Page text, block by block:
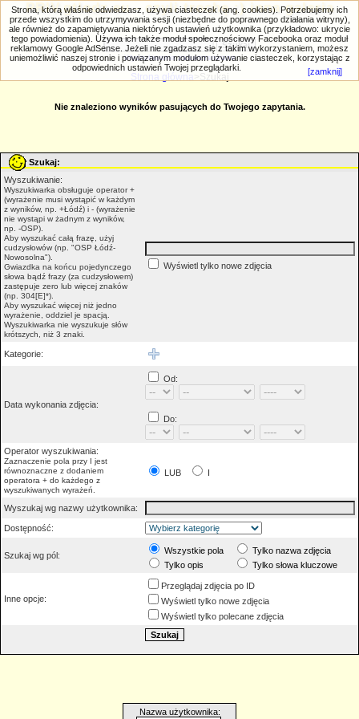
PRIV.gtlodz.eu - czyli trochę ;) inna galeria
Wyszukiwanie zaawansowane
Strona główna >Szukaj
Nie znaleziono wyników pasujących do Twojego zapytania.
Szukaj:
Wyszukiwanie:
Wyszukiwarka obsługuje operator +
(wyrażenie musi wystąpić w każdym
z wyników, np. +Łódź) i - (wyrażenie
nie wystąpi w żadnym z wyników,
np. -OSP).
Aby wyszukać całą frazę, użyj
cudzysłowów (np. "OSP Łódź-
Nowosolna").
Gwiazdka na końcu pojedynczego
słowa bądź frazy (za cudzysłowem)
zastępuje zero lub więcej znaków
(np. 304[E]*).
Aby wyszukać więcej niż jedno
wyrażenie, oddziel je spacją.
Wyszukiwarka nie wyszukuje słów
krótszych, niż 3 znaki.
Wyświetl tylko nowe zdjęcia
Kategorie:
Data wykonania zdjęcia:
Od:
Do:
Operator wyszukiwania:
Zaznaczenie pola przy I jest
równoznaczne z dodaniem
operatora + do każdego z
wyszukiwanych wyrażeń.
LUB I
Wyszukaj wg nazwy użytkownika:
Dostępność:
Szukaj wg pól: Wszystkie pola
Tylko nazwa zdjęcia
Tylko opis
Tylko słowa kluczowe
Inne opcje:
Przeglądaj zdjęcia po ID
Wyświetl tylko nowe zdjęcia
Wyświetl tylko polecane zdjęcia
Nazwa użytkownika:
Strona, którą właśnie odwiedzasz, używa ciasteczek (ang. cookies). Potrzebujemy ich
przede wszystkim do utrzymywania sesji (niezbędne do poprawnego działania witryny),
ale również do zapamiętywania niektórych ustawień użytkownika (przykładowo: ukrycie
tego powiadomienia). Używa ich także moduł społecznościowy Facebooka oraz moduł
reklamowy Google AdSense. Jeżeli nie zgadzasz się z takim wykorzystaniem, możesz
uniemożliwić naszej stronie i powiązanym modułom używanie ciasteczek, korzystając z
odpowiednich ustawień Twojej przeglądarki.
[zamknij]